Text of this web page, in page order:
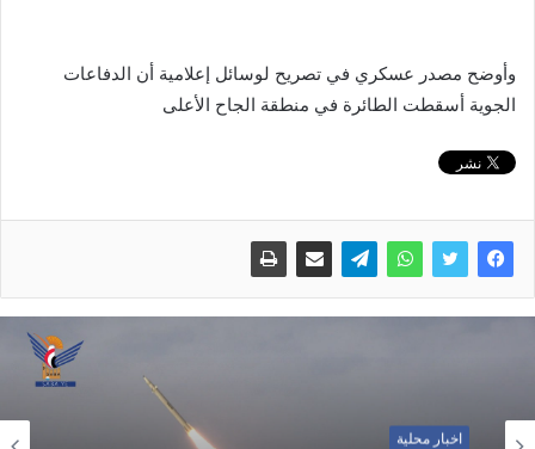
وأوضح مصدر عسكري في تصريح لوسائل إعلامية أن الدفاعات
الجوية أسقطت الطائرة في منطقة الجاح الأعلى
اخبار محلية